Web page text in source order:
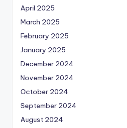
April 2025
March 2025
February 2025
January 2025
December 2024
November 2024
October 2024
September 2024
August 2024